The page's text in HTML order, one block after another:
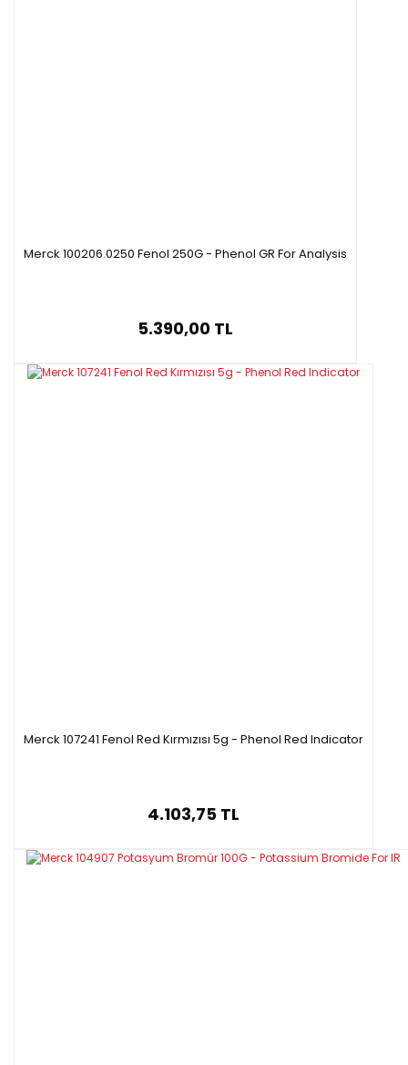
Merck 100206.0250 Fenol 250G - Phenol GR For Analysis
5.390,00 TL
Merck 107241 Fenol Red Kırmızısı 5g - Phenol Red Indicator
4.103,75 TL